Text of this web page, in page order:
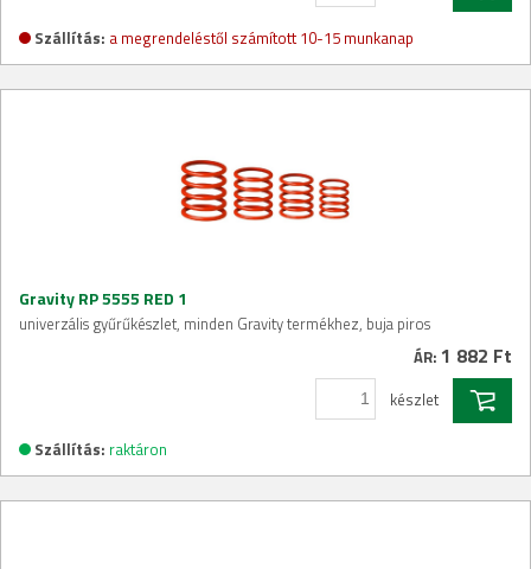
Szállítás: a megrendeléstől számított 10-15 munkanap
Gravity RP 5555 RED 1
univerzális gyűrűkészlet, minden Gravity termékhez, buja piros
ÁR: 1 882 Ft
készlet
Szállítás: raktáron